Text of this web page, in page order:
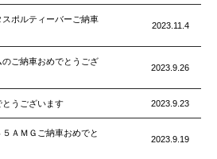
ポルティーバーご納車
2023.11.4
ご納車おめでとうござ
2023.9.26
とうございます 2023.9.23
ＡＭＧご納車おめでと
2023.9.19